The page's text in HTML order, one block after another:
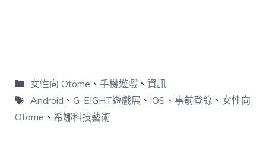
女性向 Otome 、 手機遊戲、 資訊
Android 、 G-EIGHT遊戲展、 iOS 、 事前登錄、 女性向
Otome 、 希娜科技藝術